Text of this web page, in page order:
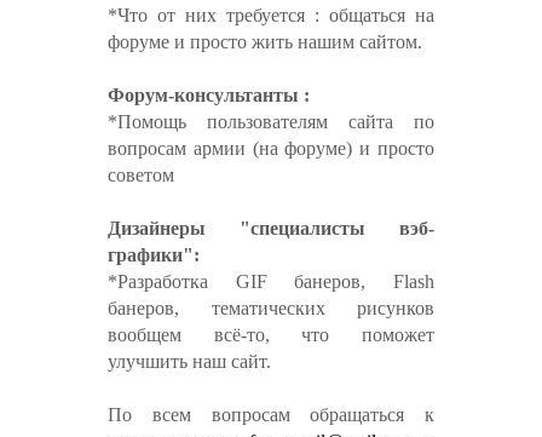
*Что от них требуется : общаться на
форуме и просто жить нашим сайтом.
Форум-консультанты :
*Помощь пользователям сайта по
вопросам армии (на форуме) и просто
советом
Дизайнеры "специалисты вэб-
графики":
*Разработка GIF банеров, Flash
банеров, тематических рисунков
вообщем всё-то, что поможет
улучшить наш сайт.
По всем вопросам обращаться к